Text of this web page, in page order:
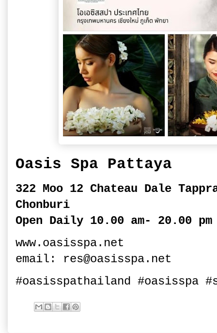
Oasis Spa Pattaya
322 Moo 12 Chateau Dale
Chonburi
Open Daily 10.00 am- 20.00 pm
www.oasisspa.net
email: res@oasisspa.net
#oasisspathailand #oasisspa